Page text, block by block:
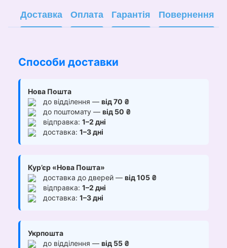
Доставка Оплата Гарантія Повернення
Способи доставки
Нова Пошта
до відділення — від 70 ₴
до поштомату — від 50 ₴
відправка: 1–2 дні
доставка: 1–3 дні
Кур’єр «Нова Пошта»
доставка до дверей — від 105 ₴
відправка: 1–2 дні
доставка: 1–3 дні
Укрпошта
до відділення — від 55 ₴